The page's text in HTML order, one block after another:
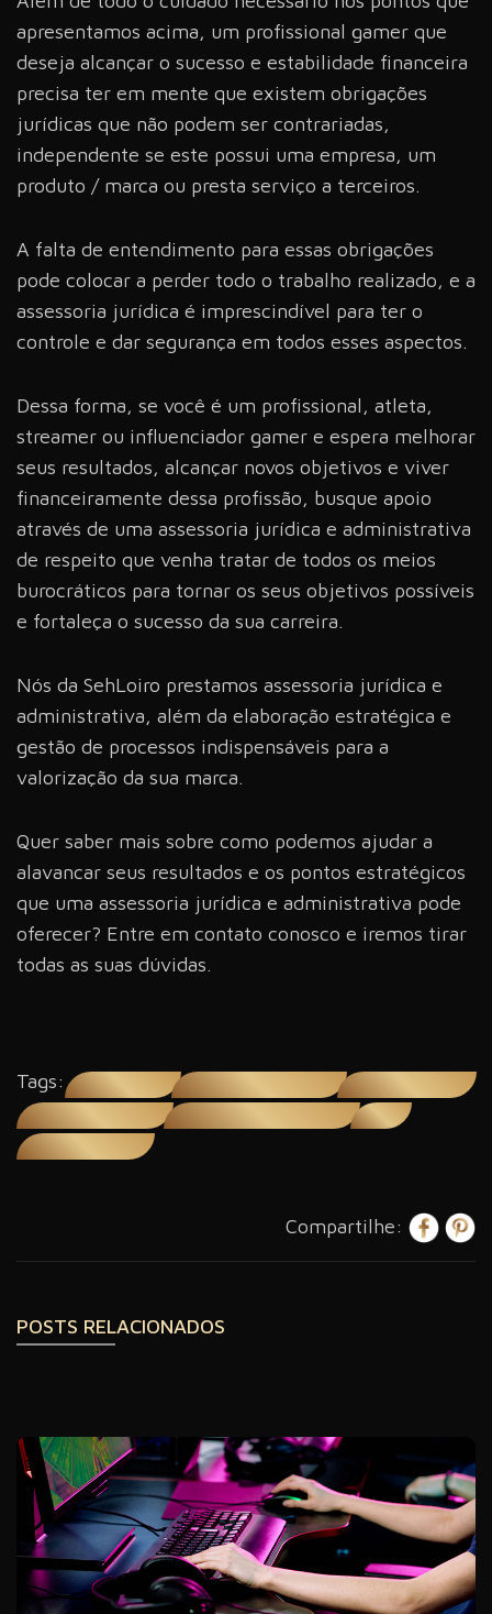
apresentamos acima, um profissional gamer que
deseja alcançar o sucesso e estabilidade financeira
precisa ter em mente que existem obrigações
jurídicas que não podem ser contrariadas,
independente se este possui uma empresa, um
produto / marca ou presta serviço a terceiros.
A falta de entendimento para essas obrigações
pode colocar a perder todo o trabalho realizado, e a
assessoria jurídica é imprescindível para ter o
controle e dar segurança em todos esses aspectos.
Dessa forma, se você é um profissional, atleta,
streamer ou influenciador gamer e espera melhorar
seus resultados, alcançar novos objetivos e viver
financeiramente dessa profissão, busque apoio
através de uma assessoria jurídica e administrativa
de respeito que venha tratar de todos os meios
burocráticos para tornar os seus objetivos possíveis
e fortaleça o sucesso da sua carreira.
Nós da SehLoiro prestamos assessoria jurídica e
administrativa, além da elaboração estratégica e
gestão de processos indispensáveis para a
valorização da sua marca.
Quer saber mais sobre como podemos ajudar a
alavancar seus resultados e os pontos estratégicos
que uma assessoria jurídica e administrativa pode
oferecer? Entre em contato conosco e iremos tirar
todas as suas dúvidas.
Tags:
Compartilhe:
POSTS RELACIONADOS